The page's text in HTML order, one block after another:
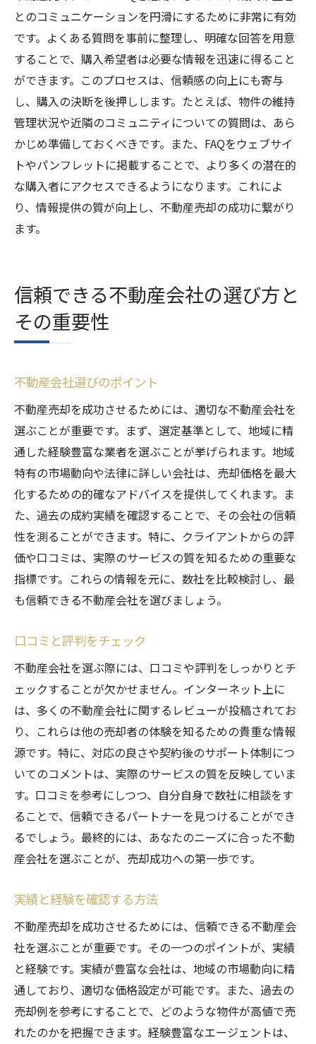
とのコミュニケーションを円滑にするために非常に有効
です。よくある質問を事前に整理し、明確な回答を用意
することで、購入希望者は必要な情報を迅速に得ること
ができます。このプロセスは、信頼感の向上にも寄与
し、購入の決断を後押しします。たとえば、物件の維持
管理状況や近隣のコミュニティについての質問は、あら
かじめ準備しておくべきです。また、FAQをウェブサイ
トやパンフレットに掲載することで、より多くの潜在的
な購入者にアクセスできるようになります。これによ
り、情報提供の質が向上し、不動産売却の成功に繋がり
ます。
信頼できる不動産会社の選び方と
その重要性
不動産会社選びのポイント
不動産売却を成功させるためには、適切な不動産会社を
選ぶことが重要です。まず、選定基準として、地域に精
通した経験豊富な業者を選ぶことが挙げられます。地域
特有の市場動向や法律に詳しい会社は、売却価格を最大
化するための的確なアドバイスを提供してくれます。ま
た、過去の成約実績を確認することで、その会社の信頼
性を測ることができます。特に、クライアントからの評
価や口コミは、実際のサービスの質を知るための重要な
指標です。これらの情報を元に、数社を比較検討し、最
も信頼できる不動産会社を選びましょう。
口コミと評判をチェック
不動産会社を選ぶ際には、口コミや評判をしっかりとチ
ェックすることが欠かせません。インターネット上に
は、多くの不動産会社に関するレビューが投稿されてお
り、これらは他の売却者の体験を知るための貴重な情報
源です。特に、対応の良さや契約後のサポート体制につ
いてのコメントは、実際のサービスの質を反映していま
す。口コミを参考にしつつ、自分自身で数社に相談をす
ることで、信頼できるパートナーを見つけることができ
るでしょう。最終的には、あなたのニーズに合った不動
産会社を選ぶことが、売却成功への第一歩です。
実績と経験を確認する方法
不動産売却を成功させるためには、信頼できる不動産会
社を選ぶことが重要です。その一つのポイントが、実績
と経験です。実績が豊富な会社は、地域の市場動向に精
通しており、適切な価格設定が可能です。また、過去の
売却例を参考にすることで、どのような物件が高値で売
れたのかを把握できます。経験豊富なエージェントは、